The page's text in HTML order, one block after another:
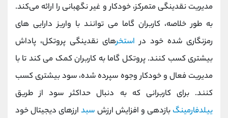
مدیریت نقدینگی متمرکز، خودکار و غیر نگهبانی را ارائه می‌کند.
به طور خلاصه، کاربران گاما می توانند با واریز دارایی های
رمزنگاری شده خود در استخرهای نقدینگی پروتکل، پاداش
بیشتری کسب کنند. پروتکل گاما به کاربران کمک می کند تا با
مدیریت فعال و خودکار وجوه سپرده شده، سود بیشتری کسب
کنند. برای کاربرانی که به دنبال حداکثر سود از طریق
ییلدفارمینگ بازدهی و افزایش ارزش سبدارزهای دیجیتال خود